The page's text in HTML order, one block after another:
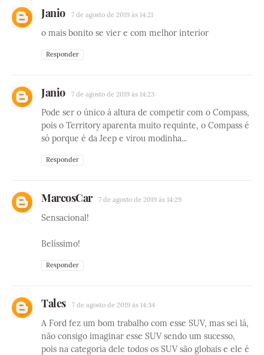
Janio 7 de agosto de 2019 às 14:21
o mais bonito se vier e com melhor interior
Responder
Janio 7 de agosto de 2019 às 14:23
Pode ser o único à altura de competir com o Compass,
pois o Territory aparenta muito requinte, o Compass é
só porque é da Jeep e virou modinha...
Responder
MarcosCar 7 de agosto de 2019 às 14:29
Sensacional!
Belíssimo!
Responder
Tales 7 de agosto de 2019 às 14:34
A Ford fez um bom trabalho com esse SUV, mas sei lá,
não consigo imaginar esse SUV sendo um sucesso,
pois na categoria dele todos os SUV são globais e ele é